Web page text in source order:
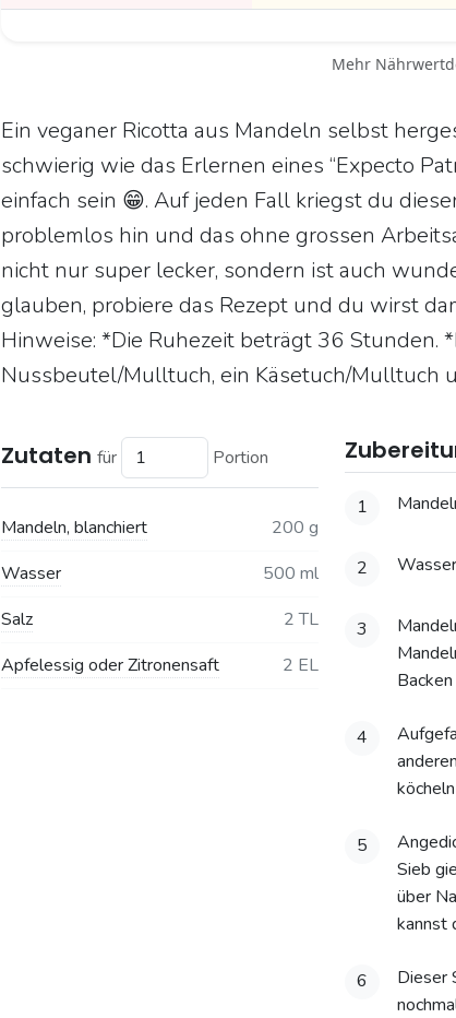
Mehr
Ein veganer Ricotta aus Mandeln selbst
schwierig wie das Erlernen eines “Expecto
einfach sein 😁. Auf jeden Fall kriegst du
problemlos hin und das ohne grossen
nicht nur super lecker, sondern ist auch
glauben, probiere das Rezept und du wirst
Hinweise: *Die Ruhezeit beträgt 36 Stunden.
Nussbeutel/Mulltuch, ein Käsetuch/Mulltuch
Zutaten für Portion
Mandeln, blanchiert
200 g
Wasser
500 ml
Salz
2 TL
Apfelessig oder Zitronensaft
2 EL
1
2
3
4
5
Sieb
über
kannst
6
Dieser